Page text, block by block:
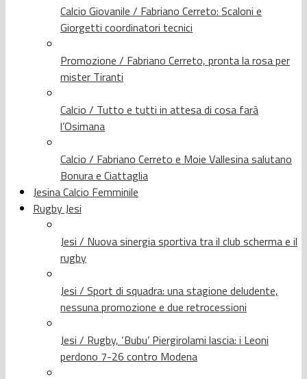
Calcio Giovanile / Fabriano Cerreto: Scaloni e
Giorgetti coordinatori tecnici
Promozione / Fabriano Cerreto, pronta la rosa per
mister Tiranti
Calcio / Tutto e tutti in attesa di cosa farà
l’Osimana
Calcio / Fabriano Cerreto e Moie Vallesina salutano
Bonura e Ciattaglia
Jesina Calcio Femminile
Rugby Jesi
Jesi / Nuova sinergia sportiva tra il club scherma e il
rugby
Jesi / Sport di squadra: una stagione deludente,
nessuna promozione e due retrocessioni
Jesi / Rugby, ‘Bubu’ Piergirolami lascia: i Leoni
perdono 7-26 contro Modena